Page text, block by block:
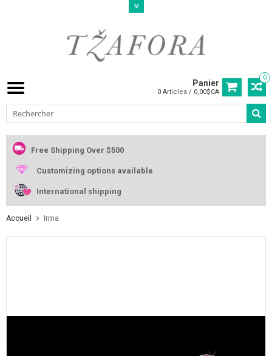
0
Panier
0 Articles / 0,00$CA
Free Shipping Over $500
Customizing options available
International shipping
Accueil Irma